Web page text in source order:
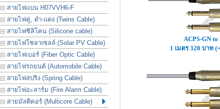
สายไฟแบน H07VVH6-F
สายไฟคู่, ดำ-แดง (Twins Cable)
สายไฟซิลิโคน (Silicone cable)
สายไฟโซลาเซลล์ (Solar PV Cable)
สายไฟเบอร์ (Fiber Optic Cable)
สายไฟรถยนต์ (Automobile Cable)
สายไฟสปริง (Spring Cable)
สายไฟอะลาร์ม (Fire Alarm Cable)
สายมัลติคอร์ (Multicore Cable)
ACPS-GN
1 เมตร 320 บาท